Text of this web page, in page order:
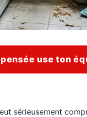
use ton
sérieusement